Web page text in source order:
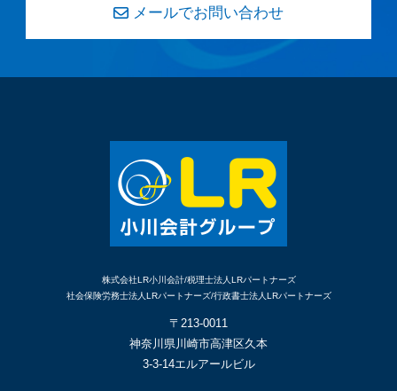
メールでお問い合わせ
株式会社LR小川会計/税理士法人LRパートナーズ
社会保険労務士法人LRパートナーズ/行政書士法人LRパートナーズ
〒213-0011
神奈川県川崎市高津区久本
3-3-14エルアールビル